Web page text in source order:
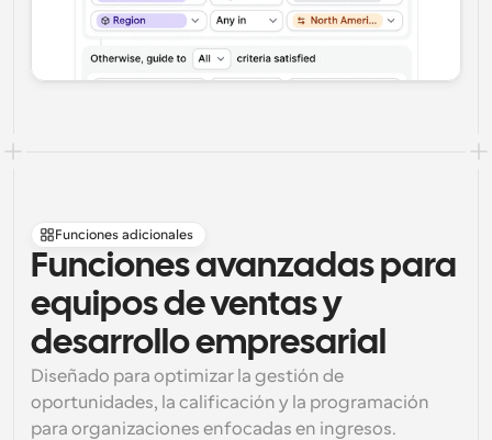
Funciones adicionales
Funciones avanzadas para
equipos de ventas y
desarrollo empresarial
Diseñado para optimizar la gestión de
oportunidades, la calificación y la programación
para organizaciones enfocadas en ingresos.